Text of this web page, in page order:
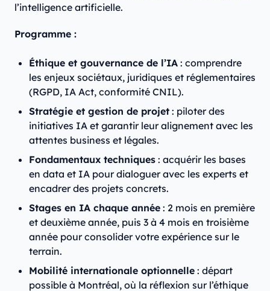
l’intelligence artificielle.
Programme :
Éthique et gouvernance de l’IA : comprendre
les enjeux sociétaux, juridiques et réglementaires
(RGPD, IA Act, conformité CNIL).
Stratégie et gestion de projet : piloter des
initiatives IA et garantir leur alignement avec les
attentes business et légales.
Fondamentaux techniques : acquérir les bases
en data et IA pour dialoguer avec les experts et
encadrer des projets concrets.
Stages en IA chaque année : 2 mois en première
et deuxième année, puis 3 à 4 mois en troisième
année pour consolider votre expérience sur le
terrain.
Mobilité internationale optionnelle : départ
possible à Montréal, où la réflexion sur l’éthique